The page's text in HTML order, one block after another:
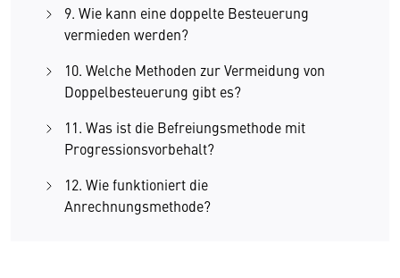
9. Wie kann eine doppelte Besteuerung
vermieden werden?
10. Welche Methoden zur Vermeidung von
Doppelbesteuerung gibt es?
11. Was ist die Befreiungsmethode mit
Progressionsvorbehalt?
12. Wie funktioniert die
Anrechnungsmethode?